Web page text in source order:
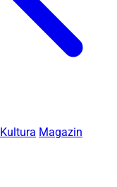
Kultura Magazin